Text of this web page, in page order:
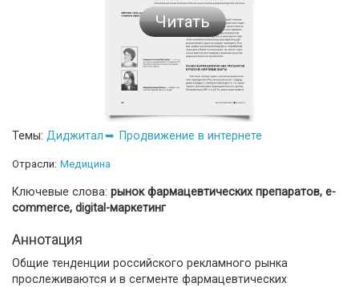
Читать
Темы: Диджитал Продвижение в интернете
Отрасли: Медицина
Ключевые слова: рынок фармацевтических препаратов, e-
commerce, digital-маркетинг
Аннотация
Общие тенденции российского рекламного рынка
прослеживаются и в сегменте фармацевтических